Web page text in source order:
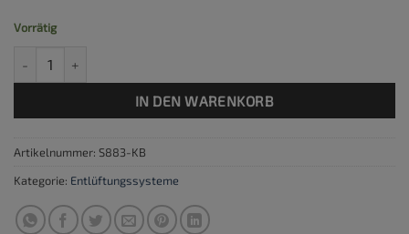
Vorrätig
IN DEN WARENKORB
Artikelnummer: S883-KB
Kategorie: Entlüftungssysteme